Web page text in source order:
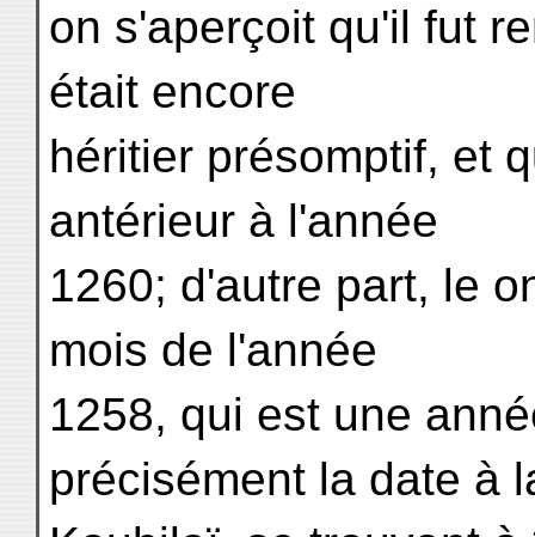
on s'aperçoit qu'il fut
était encore
héritier présomptif, et
antérieur à l'année
1260; d'autre part, le
mois de l'année
1258, qui est une
précisément la date à